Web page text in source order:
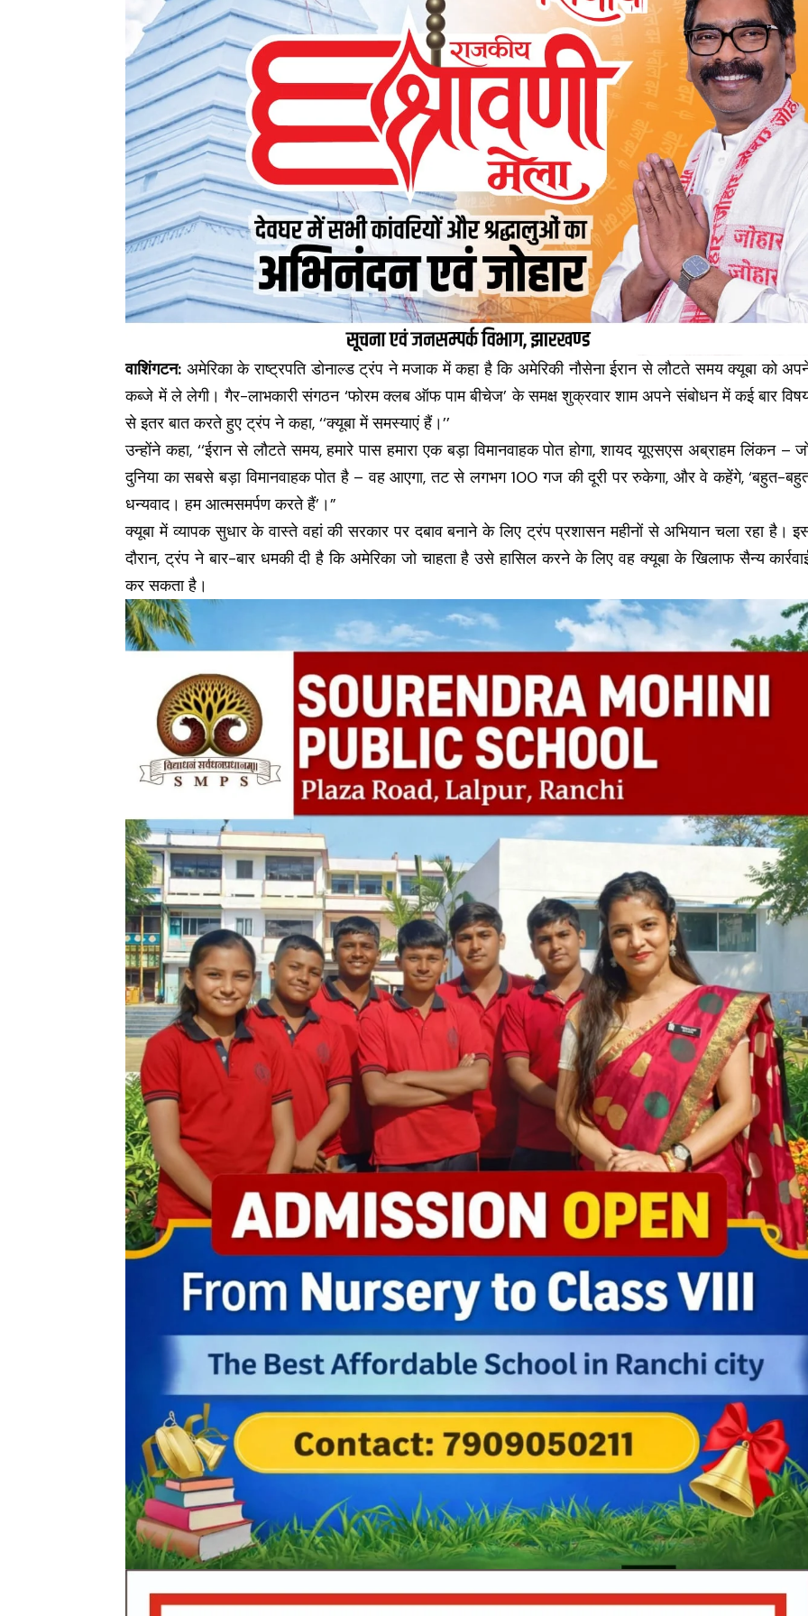
वाशिंगटन: अमेरिका के राष्ट्रपति डोनाल्ड ट्रंप ने मजाक में कहा है कि अमेरिकी नौसेना ईरान से लौटते समय क्यूबा को
कब्जे में ले लेगी। गैर-लाभकारी संगठन ‘फोरम क्लब ऑफ पाम बीचेज’ के समक्ष शुक्रवार शाम अपने संबोधन में कई बार
से इतर बात करते हुए ट्रंप ने कहा, ‘‘क्यूबा में समस्याएं हैं।’’
उन्होंने कहा, ‘‘ईरान से लौटते समय, हमारे पास हमारा एक बड़ा विमानवाहक पोत होगा, शायद यूएसएस अब्राहम लिंकन –
दुनिया का सबसे बड़ा विमानवाहक पोत है – वह आएगा, तट से लगभग 100 गज की दूरी पर रुकेगा, और वे कहेंगे, ‘बहुत-
धन्यवाद। हम आत्मसमर्पण करते हैं’।”
क्यूबा में व्यापक सुधार के वास्ते वहां की सरकार पर दबाव बनाने के लिए ट्रंप प्रशासन महीनों से अभियान चला रहा है।
दौरान, ट्रंप ने बार-बार धमकी दी है कि अमेरिका जो चाहता है उसे हासिल करने के लिए वह क्यूबा के खिलाफ सैन्य
कर सकता है।